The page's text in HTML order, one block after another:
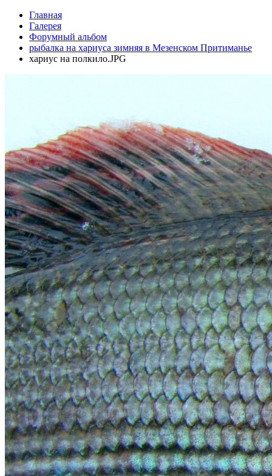
Главная
Галерея
Форумный альбом
рыбалка на хариуса зимняя в Мезенском Притиманье
хариус на полкило.JPG